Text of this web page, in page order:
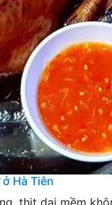
Hà Tiên
thịt dai mềm